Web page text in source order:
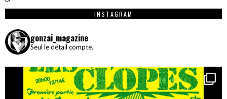
INSTAGRAM
gonzai_magazine
Seul le détail compte.